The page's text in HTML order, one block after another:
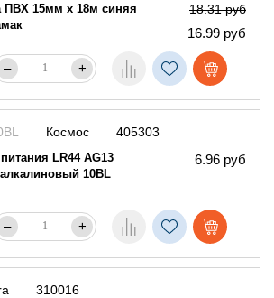
ПВХ 15мм х 18м синяя
18.31 руб
16.99 руб
– +
405303
LR44 AG13
10BL
6.96 руб
Космос
– +
310016